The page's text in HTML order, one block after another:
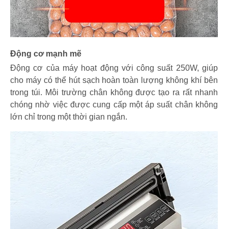
Động cơ mạnh mẽ
Động cơ của máy hoạt động với công suất 250W, giúp
cho máy có thể hút sạch hoàn toàn lượng không khí bên
trong túi. Môi trường chân không được tạo ra rất nhanh
chóng nhờ việc được cung cấp một áp suất chân không
lớn chỉ trong một thời gian ngắn.